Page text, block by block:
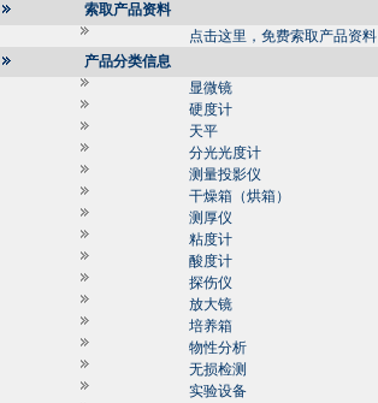
索取产品资料
点击这里，免费索取产品资料
产品分类信息
显微镜
硬度计
天平
分光光度计
测量投影仪
干燥箱（烘箱）
测厚仪
粘度计
酸度计
探伤仪
放大镜
培养箱
物性分析
无损检测
实验设备